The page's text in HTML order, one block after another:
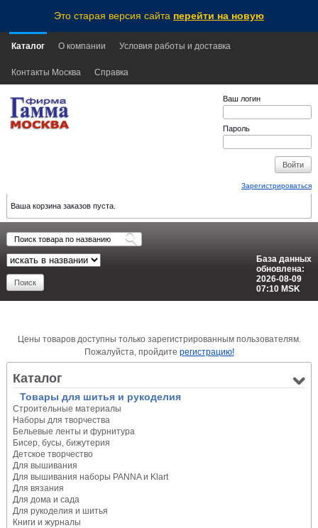
Это старая версия сайта перейти на новую
Каталог О компании Условия работы и доставка
Контакты Москва Справка
Ваш логин
Пароль
Зарегистрироваться
Ваша корзина заказов пуста.
База данных
обновлена:
2026-08-09
07:10 MSK
Цены товаров доступны только зарегистрированным пользователям.
Пожалуйста, пройдите регистрацию!
Каталог
Товары для шитья и рукоделия
Строительные материалы
Наборы для творчества
Бельевые ленты и фурнитура
Бисер, бусы, бижутерия
Детское творчество
Для вышивания
Для вышивания наборы PANNA и Klart
Для вязания
Для дома и сада
Для рукоделия и шитья
Книги и журналы